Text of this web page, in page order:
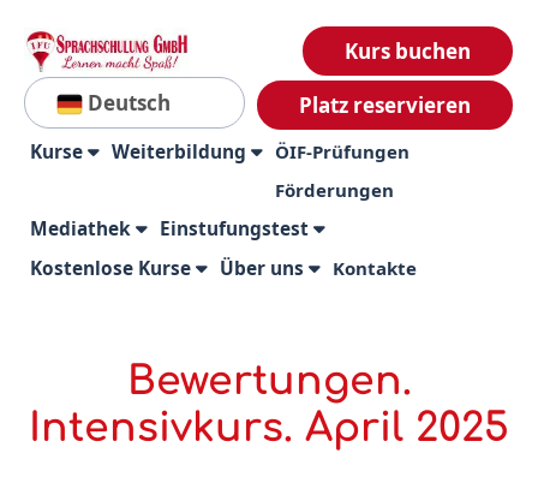
Deutsch
Kurs buchen
Platz reservieren
Kurse Weiterbildung
ÖIF-Prüfungen
Förderungen
Mediathek
Einstufungstest
Kostenlose Kurse
Über uns Kontakte
Bewertungen.
Intensivkurs. April 2025